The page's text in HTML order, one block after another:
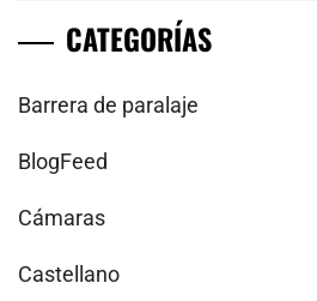
CATEGORÍAS
Barrera de paralaje
BlogFeed
Cámaras
Castellano